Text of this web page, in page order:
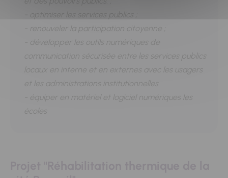
- renouveler la participation citoyenne ;
- développer les outils numériques de
communication sécurisée entre les services publics
locaux en interne et en externes avec les usagers
et les administrations institutionnelles
- équiper en matériel et logiciel numériques les
écoles